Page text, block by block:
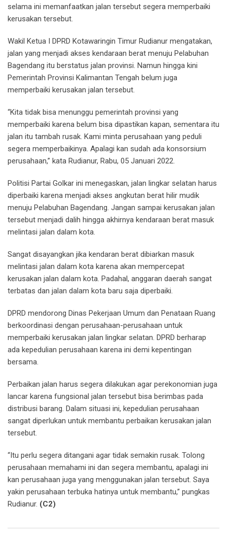
selama ini memanfaatkan jalan tersebut segera memperbaiki
kerusakan tersebut.
Wakil Ketua I DPRD Kotawaringin Timur Rudianur mengatakan,
jalan yang menjadi akses kendaraan berat menuju Pelabuhan
Bagendang itu berstatus jalan provinsi. Namun hingga kini
Pemerintah Provinsi Kalimantan Tengah belum juga
memperbaiki kerusakan jalan tersebut.
“Kita tidak bisa menunggu pemerintah provinsi yang
memperbaiki karena belum bisa dipastikan kapan, sementara itu
jalan itu tambah rusak. Kami minta perusahaan yang peduli
segera memperbaikinya. Apalagi kan sudah ada konsorsium
perusahaan,” kata Rudianur, Rabu, 05 Januari 2022.
Politisi Partai Golkar ini menegaskan, jalan lingkar selatan harus
diperbaiki karena menjadi akses angkutan berat hilir mudik
menuju Pelabuhan Bagendang. Jangan sampai kerusakan jalan
tersebut menjadi dalih hingga akhirnya kendaraan berat masuk
melintasi jalan dalam kota.
Sangat disayangkan jika kendaran berat dibiarkan masuk
melintasi jalan dalam kota karena akan mempercepat
kerusakan jalan dalam kota. Padahal, anggaran daerah sangat
terbatas dan jalan dalam kota baru saja diperbaiki.
DPRD mendorong Dinas Pekerjaan Umum dan Penataan Ruang
berkoordinasi dengan perusahaan-perusahaan untuk
memperbaiki kerusakan jalan lingkar selatan. DPRD berharap
ada kepedulian perusahaan karena ini demi kepentingan
bersama.
Perbaikan jalan harus segera dilakukan agar perekonomian juga
lancar karena fungsional jalan tersebut bisa berimbas pada
distribusi barang. Dalam situasi ini, kepedulian perusahaan
sangat diperlukan untuk membantu perbaikan kerusakan jalan
tersebut.
“Itu perlu segera ditangani agar tidak semakin rusak. Tolong
perusahaan memahami ini dan segera membantu, apalagi ini
kan perusahaan juga yang menggunakan jalan tersebut. Saya
yakin perusahaan terbuka hatinya untuk membantu,” pungkas
Rudianur. (C2)